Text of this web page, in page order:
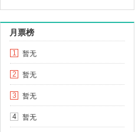
月票榜
1 暂无
2 暂无
3 暂无
4 暂无